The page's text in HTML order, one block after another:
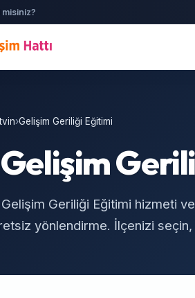
›Gelişim Geriliği Eğitimi
Geriliği Eğitimi hizmeti
yönlendirme. İlçenizi seçin,